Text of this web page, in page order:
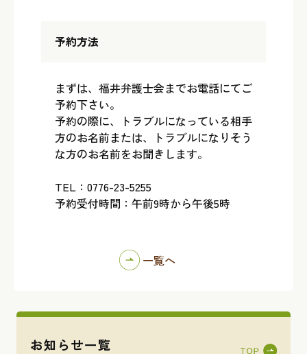
お知らせ一覧
予約方法
まずは、福井弁護士会までお電話にてご
予約下さい。
予約の際に、トラブルになっている相手
方のお名前または、トラブルになりそう
な方のお名前をお聞きします。
TEL：0776-23-5255
予約受付時間：午前9時から午後5時
一覧へ